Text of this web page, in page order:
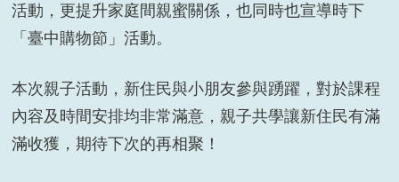
活動，更提升家庭間親蜜關係，也同時也宣導時下
「臺中購物節」活動。
本次親子活動，新住民與小朋友參與踴躍，對於課程
內容及時間安排均非常滿意，親子共學讓新住民有滿
滿收獲，期待下次的再相聚！